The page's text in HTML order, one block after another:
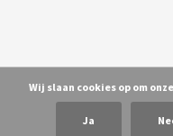
Wij slaan cookies op om
Ja